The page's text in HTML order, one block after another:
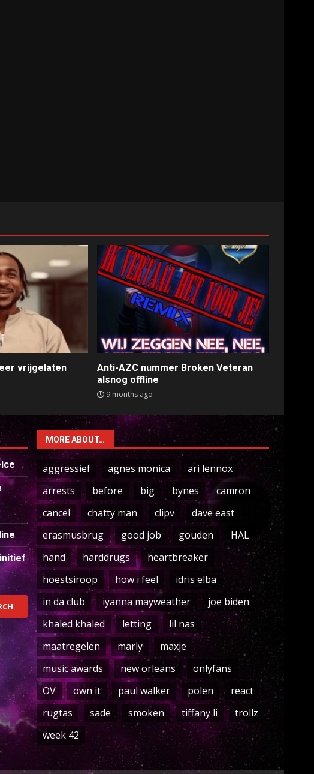
vrijgelaten
Anti-AZC nummer Broken Veteran
alsnog offline
9 months ago
MORE ABOUT…
aggressief agnes monica
ari lennox
arrests
before big bynes
camron
cancel
chatty man clipv
dave east
erasmusbrug
good job gouden
HAL
hand
harddrugs
heartbreaker
hoestsiroop
how i feel
idris elba
in da club
iyanna mayweather
joe biden
khaled khaled
letting
lil nas
maatregelen
marly
maxje
music awards
new orleans
onlyfans
OV
own it paul walker polen
react
rugtas
sade smoken tiffany li
trollz
week 42